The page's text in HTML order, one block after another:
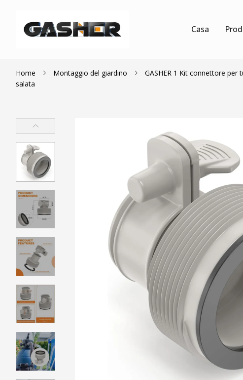
Casa
Home Montaggio del giardino
GASHER 1 Kit connettore
salata